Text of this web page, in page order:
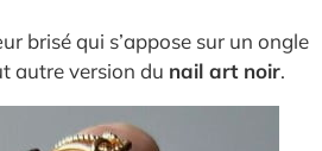
brisé qui s’appose sur un ongle
autre version du nail art noir.